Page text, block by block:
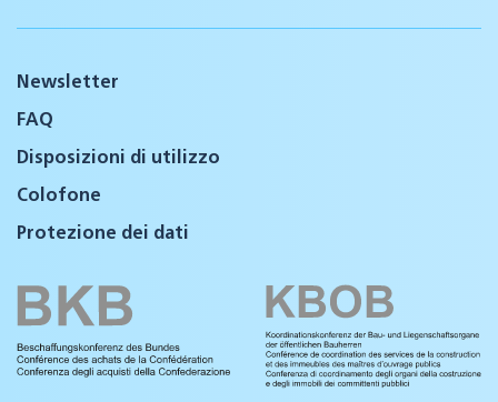
Newsletter
FAQ
Disposizioni di utilizzo
Colofone
Protezione dei dati